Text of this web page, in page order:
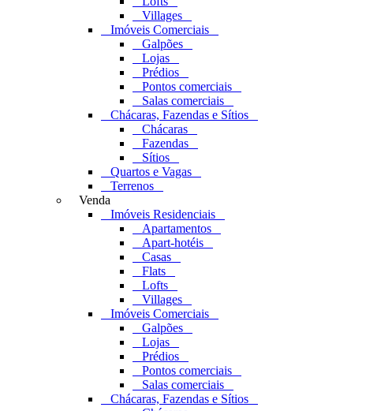
Villages
Imóveis Comerciais
Galpões
Lojas
Prédios
Pontos comerciais
Salas comerciais
Chácaras, Fazendas e Sítios
Chácaras
Fazendas
Sítios
Quartos e Vagas
Terrenos
Venda
Imóveis Residenciais
Apartamentos
Apart-hotéis
Casas
Flats
Lofts
Villages
Imóveis Comerciais
Galpões
Lojas
Prédios
Pontos comerciais
Salas comerciais
Chácaras, Fazendas e Sítios